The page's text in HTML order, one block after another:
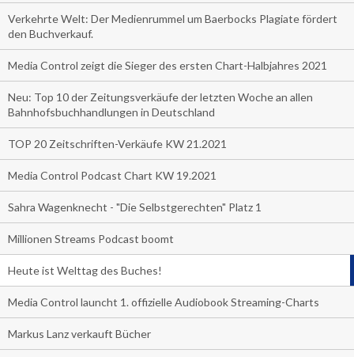
Verkehrte Welt: Der Medienrummel um Baerbocks Plagiate fördert
den Buchverkauf.
Media Control zeigt die Sieger des ersten Chart-Halbjahres 2021
Neu: Top 10 der Zeitungsverkäufe der letzten Woche an allen
Bahnhofsbuchhandlungen in Deutschland
TOP 20 Zeitschriften-Verkäufe KW 21.2021
Media Control Podcast Chart KW 19.2021
Sahra Wagenknecht - "Die Selbstgerechten" Platz 1
Millionen Streams Podcast boomt
Heute ist Welttag des Buches!
Media Control launcht 1. offizielle Audiobook Streaming-Charts
Markus Lanz verkauft Bücher